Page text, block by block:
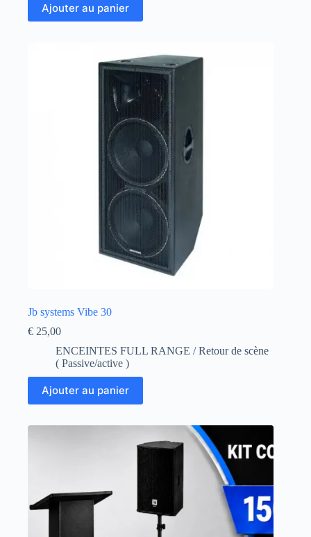
Ajouter au panier
Jb systems Vibe 30
€ 25,00
ENCEINTES FULL RANGE / Retour de scène
( Passive/active )
Ajouter au panier